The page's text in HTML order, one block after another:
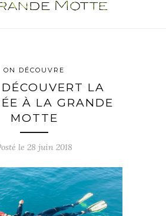
ON DÉCOUVRE
LA
À LA GRANDE
MOTTE
le 28 juin 2018